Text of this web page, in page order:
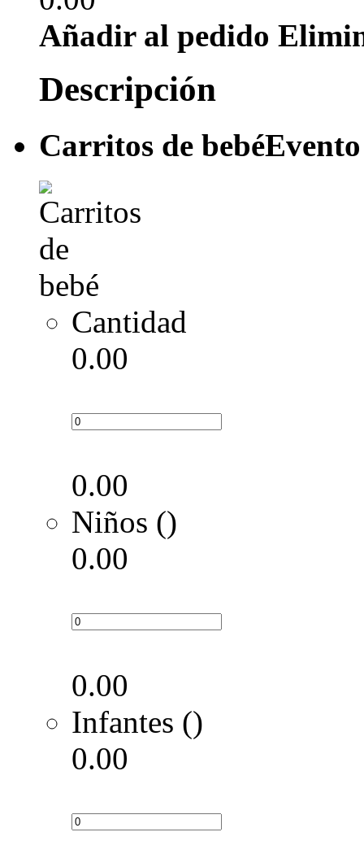
Añadir al pedido
Descripción
Carritos de bebé
Cantidad
0.00
0.00
Niños ()
0.00
0.00
Infantes ()
0.00